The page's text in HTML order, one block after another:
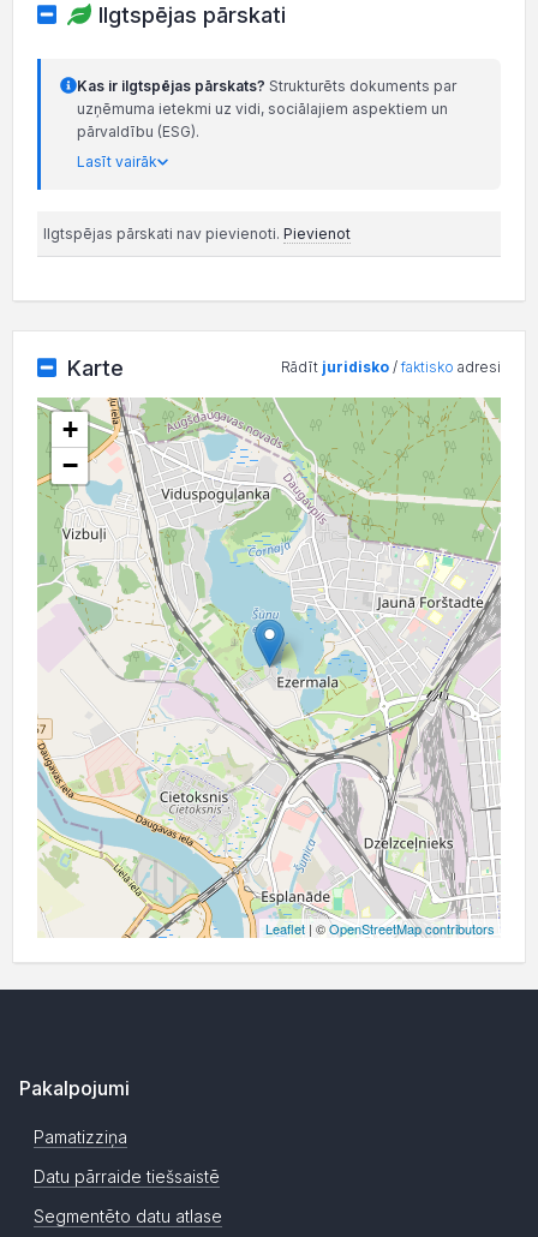
Ilgtspējas pārskati
Kas ir ilgtspējas pārskats? Strukturēts dokuments par
uzņēmuma ietekmi uz vidi, sociālajiem aspektiem un
pārvaldību (ESG).
Lasīt vairāk
Ilgtspējas pārskati nav pievienoti. Pievienot
Karte Rādīt juridisko /faktisko adresi
+
−
Leaflet | ©OpenStreetMap contributors
Pakalpojumi
Pamatizziņa
Datu pārraide tiešsaistē
Segmentēto datu atlase